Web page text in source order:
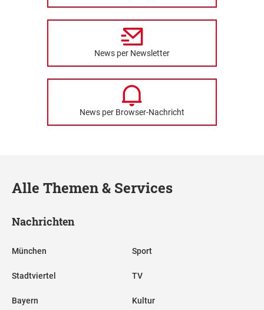
News per Newsletter
News per Browser-Nachricht
Alle Themen & Services
Nachrichten
München
Stadtviertel
Bayern
Sport
TV
Kultur